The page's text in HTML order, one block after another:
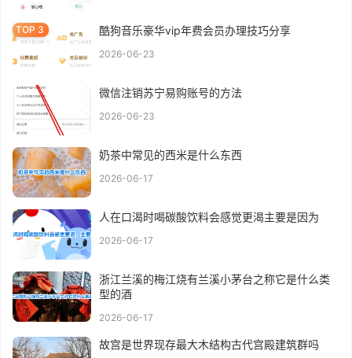
酷狗音乐豪华vip年费会员办理技巧分享
2026-06-23
微信注销苏宁易购账号的方法
2026-06-23
奶茶中常见的西米是什么东西
2026-06-17
人在口渴时喝碳酸饮料会感觉更渴主要是因为
2026-06-17
浙江兰溪的梅江烧有兰溪小茅台之称它是什么类
型的酒
2026-06-17
故宫是世界现存最大木结构古代宫殿建筑群吗